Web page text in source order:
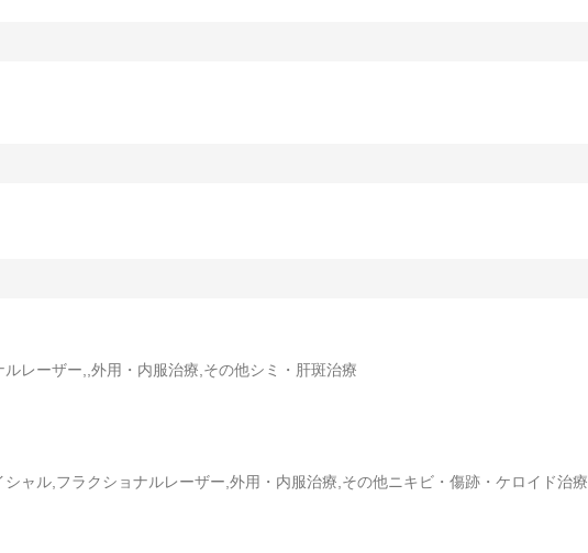
レーザー,,外用・内服治療,その他シミ・肝斑治療
ャル,フラクショナルレーザー,外用・内服治療,その他ニキビ・傷跡・ケロイド治療